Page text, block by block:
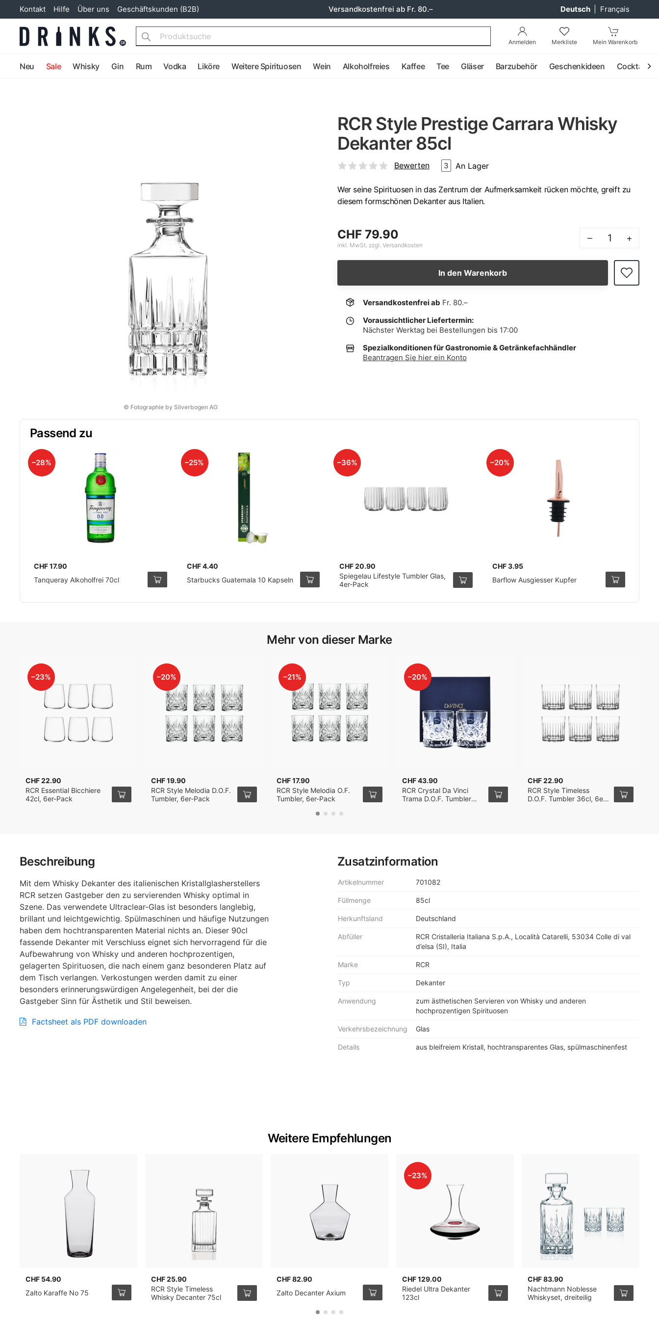
Kontakt Hilfe Über uns Geschäftskunden (B2B) Versandkostenfrei ab Fr. 80.– Deutsch Français
Anmelden Merkliste Mein Warenkorb
Search
Neu Sale Whisky Gin Rum Vodka Liköre Weitere Spirituosen Wein Alkoholfreies Kaffee Tee Gläser Barzubehör Geschenkideen Cocktail
© Fotographie by Silverbogen AG
RCR Style Prestige Carrara Whisky
Dekanter 85cl
Bewerten 3 An Lager
Wer seine Spirituosen in das Zentrum der Aufmerksamkeit rücken möchte, greift zu
diesem formschönen Dekanter aus Italien.
CHF 79.90
inkl. MwSt. zzgl. Versandkosten
– +
In den Warenkorb
Versandkostenfrei ab Fr. 80.–
Voraussichtlicher Liefertermin:
Nächster Werktag bei Bestellungen bis 17:00
Spezialkonditionen für Gastronomie & Getränkefachhändler
Beantragen Sie hier ein Konto
Passend zu
–28%
CHF 17.90
Tanqueray Alkoholfrei 70cl
–25%
CHF 4.40
Starbucks Guatemala 10 Kapseln
–36%
CHF 20.90
Spiegelau Lifestyle Tumbler Glas,
4er-Pack
–20%
CHF 3.95
Barflow Ausgiesser Kupfer
Beschreibung
Mit dem Whisky Dekanter des italienischen Kristallglasherstellers
RCR setzen Gastgeber den zu servierenden Whisky optimal in
Szene. Das verwendete Ultraclear-Glas ist besonders langlebig,
brillant und leichtgewichtig. Spülmaschinen und häufige Nutzungen
haben dem hochtransparenten Material nichts an. Dieser 90cl
fassende Dekanter mit Verschluss eignet sich hervorragend für die
Aufbewahrung von Whisky und anderen hochprozentigen,
gelagerten Spirituosen, die nach einem ganz besonderen Platz auf
dem Tisch verlangen. Verkostungen werden damit zu einer
besonders erinnerungswürdigen Angelegenheit, bei der die
Gastgeber Sinn für Ästhetik und Stil beweisen.
Factsheet als PDF downloaden
Zusatzinformation
Artikelnummer 701082
Füllmenge 85cl
Herkunftsland Deutschland
Abfüller
RCR Cristalleria Italiana S.p.A., Località Catarelli, 53034 Colle di val
d’elsa (SI), Italia
Marke RCR
Typ Dekanter
Anwendung
zum ästhetischen Servieren von Whisky und anderen
hochprozentigen Spirituosen
Verkehrsbezeichnung Glas
Details aus bleifreiem Kristall, hochtransparentes Glas, spülmaschinenfest
Mehr von dieser Marke
–23%
CHF 22.90
RCR Essential Bicchiere
42cl, 6er-Pack
–20%
CHF 19.90
RCR Style Melodia D.O.F.
Tumbler, 6er-Pack
–21%
CHF 17.90
RCR Style Melodia O.F.
Tumbler, 6er-Pack
–20%
CHF 43.90
RCR Crystal Da Vinci
Trama D.O.F. Tumbler
CHF 22.90
RCR Style Timeless
D.O.F. Tumbler 36cl, 6er-
Weitere Empfehlungen
CHF 54.90
Zalto Karaffe No 75
CHF 25.90
RCR Style Timeless
Whisky Decanter 75cl
CHF 82.90
Zalto Decanter Axium
–23%
CHF 129.00
Riedel Ultra Dekanter
123cl
CHF 83.90
Nachtmann Noblesse
Whiskyset, dreiteilig